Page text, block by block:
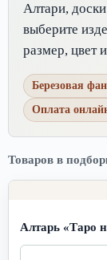
Алтари,
выберите
размер, цвет
Березовая
Оплата
Товаров в
Алтарь «Таро